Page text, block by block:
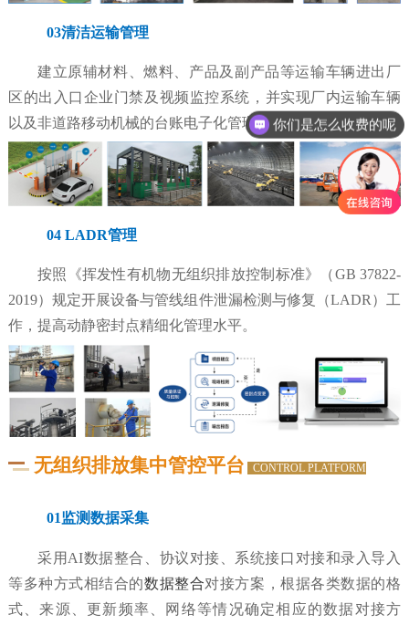
03清洁运输管理
建立原辅材料、燃料、产品及副产品等运输车辆进出厂
区的出入口企业门禁及视频监控系统，并实现厂内运输车辆
以及非道路移动机械的台账电子化管理。
04 LADR管理
按照《挥发性有机物无组织排放控制标准》（GB 37822-
2019）规定开展设备与管线组件泄漏检测与修复（LADR）工
作，提高动静密封点精细化管理水平。
无组织排放集中管控平台 CONTROL PLATFORM
01监测数据采集
采用AI数据整合、协议对接、系统接口对接和录入导入
等多种方式相结合的数据整合对接方案，根据各类数据的格
式、来源、更新频率、网络等情况确定相应的数据对接方
你们是怎么收费的呢